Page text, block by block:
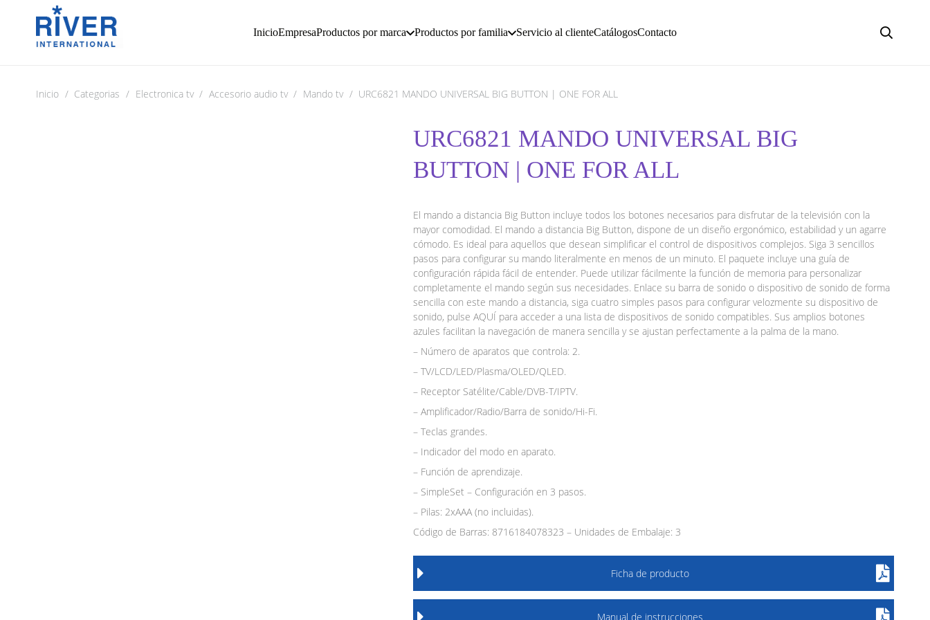
InicioEmpresaProductos por marca Productos por familia Servicio al clienteCatálogosContacto
Inicio / Categorias / Electronica tv / Accesorio audio tv / Mando tv / URC6821 MANDO UNIVERSAL BIG BUTTON | ONE FOR ALL
URC6821 MANDO UNIVERSAL BIG
BUTTON | ONE FOR ALL
El mando a distancia Big Button incluye todos los botones necesarios para disfrutar de la televisión con la
mayor comodidad. El mando a distancia Big Button, dispone de un diseño ergonómico, estabilidad y un agarre
cómodo. Es ideal para aquellos que desean simplificar el control de dispositivos complejos. Siga 3 sencillos
pasos para configurar su mando literalmente en menos de un minuto. El paquete incluye una guía de
configuración rápida fácil de entender. Puede utilizar fácilmente la función de memoria para personalizar
completamente el mando según sus necesidades. Enlace su barra de sonido o dispositivo de sonido de forma
sencilla con este mando a distancia, siga cuatro simples pasos para configurar velozmente su dispositivo de
sonido, pulse AQUÍ para acceder a una lista de dispositivos de sonido compatibles. Sus amplios botones
azules facilitan la navegación de manera sencilla y se ajustan perfectamente a la palma de la mano.
– Número de aparatos que controla: 2.
– TV/LCD/LED/Plasma/OLED/QLED.
– Receptor Satélite/Cable/DVB-T/IPTV.
– Amplificador/Radio/Barra de sonido/Hi-Fi.
– Teclas grandes.
– Indicador del modo en aparato.
– Función de aprendizaje.
– SimpleSet – Configuración en 3 pasos.
– Pilas: 2xAAA (no incluidas).
Código de Barras: 8716184078323 – Unidades de Embalaje: 3
Ficha de producto
Manual de instrucciones